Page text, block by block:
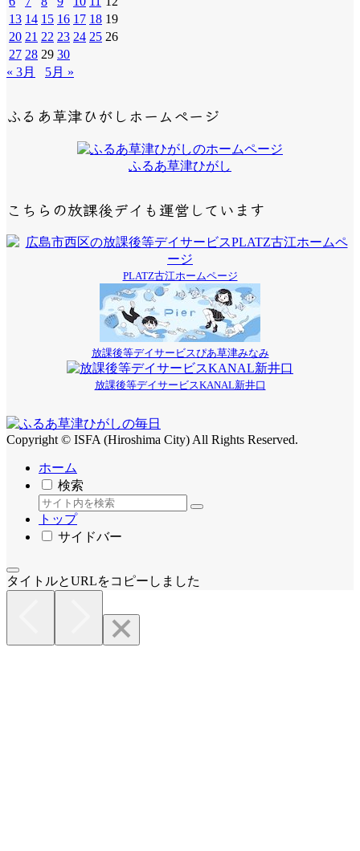
13 14 15 16 17 18 19
20 21 22 23 24 25 26
27 28 29 30
« 3月
5月 »
ふるあ草津ひがしホームページ
ふるあ草津ひがし
こちらの放課後デイも運営しています
PLATZ古江ホームページ
放課後等デイサービスぴあ草津みなみ
放課後等デイサービスKANAL新井口
Copyright © ISFA (Hiroshima City) All Rights Reserved.
ホーム
検索
トップ
サイドバー
タイトルとURLをコピーしました